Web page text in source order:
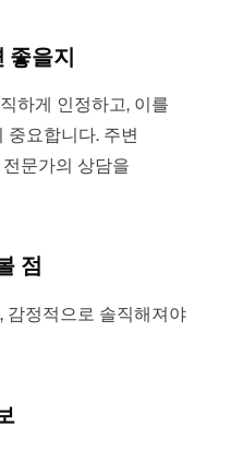
좋을지
하게 인정하고, 이를
중요합니다. 주변
문가의 상담을
점
감정적으로 솔직해져야